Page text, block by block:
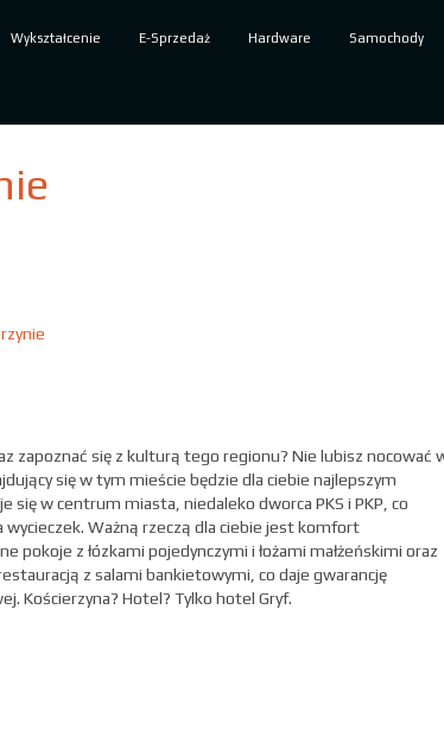
Wykształcenie E-Sprzedaż Hardware Samochody
zapoznać się z kulturą tego regionu? Nie lubisz nocować
się w tym mieście będzie dla ciebie najlepszym
w centrum miasta, niedaleko dworca PKS i PKP, co
Ważną rzeczą dla ciebie jest komfort
pokoje z łózkami pojedynczymi i łożami małżeńskimi oraz
z salami bankietowymi, co daje gwarancję
Kościerzyna? Hotel? Tylko hotel Gryf.